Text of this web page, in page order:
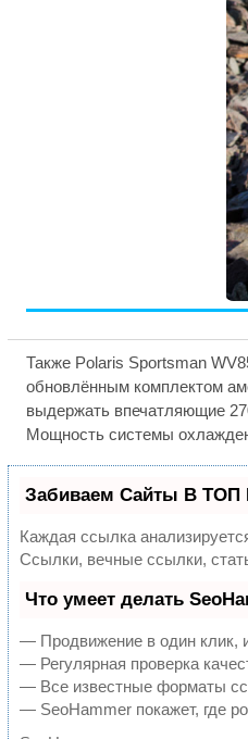
Также Polaris Sportsman
обновлённым комплектом
выдержать впечатляющие
Мощность системы
Забиваем Сайты В ТОП
Каждая ссылка
Ссылки, вечные ссылки,
Что умеет делать
— Продвижение в один клик,
— Регулярная проверка
— Все известные форматы
— SeoHammer покажет, где